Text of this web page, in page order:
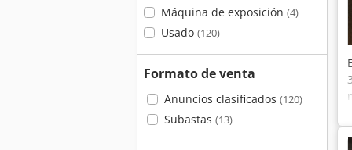
Máquina de exposición (4)
Usado (120)
Formato de venta
Anuncios clasificados (120)
Subastas (13)